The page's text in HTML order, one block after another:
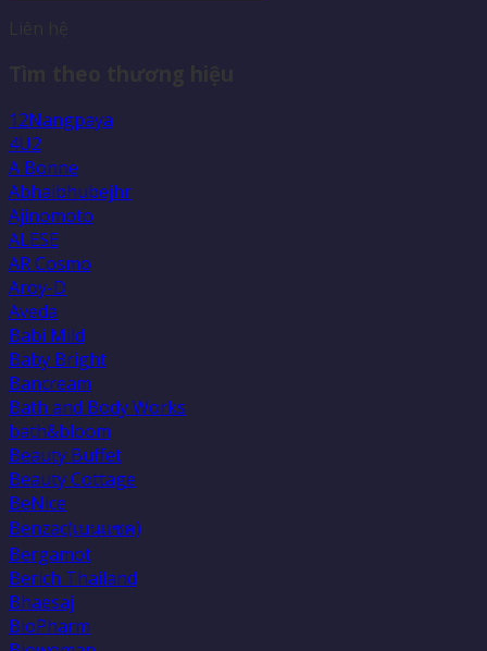
12Nangpaya
4U2
A Bonne
Abhaibhubejhr
Ajinomoto
ALESE
AR Cosmo
Aroy-D
Aveda
Babi Mild
Baby Bright
Bancream
Bath and Body Works
bath&bloom
Beauty Buffet
Beauty Cottage
BeNice
Benzac(เบนเเซค)
Bergamot
Berich Thailand
Bhaesaj
BioPharm